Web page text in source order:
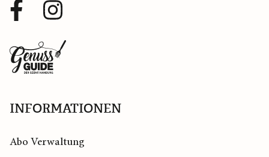
Facebook
Profil
Instagram
Zurück
zur
INFORMATIONEN
Abo Verwaltung